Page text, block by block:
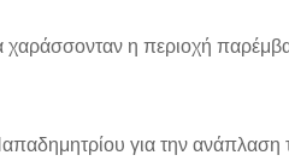
χαράσσονταν η περιοχή
για την